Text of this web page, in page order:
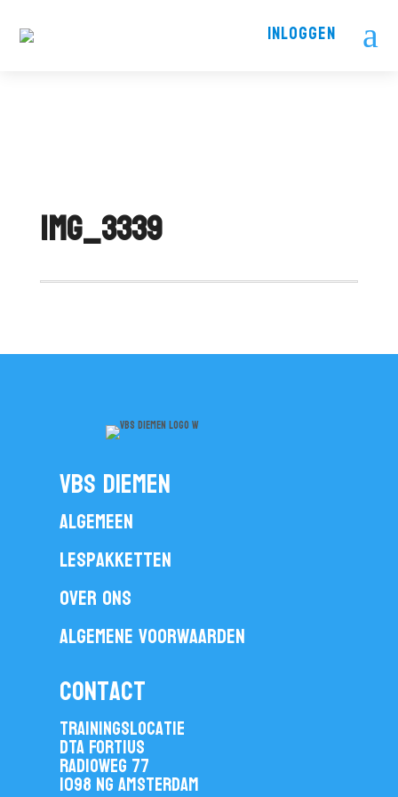
INLOGGEN a
IMG_3339
vbs diemen
Algemeen
Lespakketten
Over ons
Algemene voorwaarden
contact
Trainingslocatie
DTA Fortius
Radioweg 77
1098 NG Amsterdam